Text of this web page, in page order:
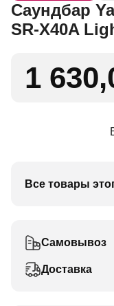
Саундбар
SR-X40A
1
Все товары
Самовывоз
Доставка